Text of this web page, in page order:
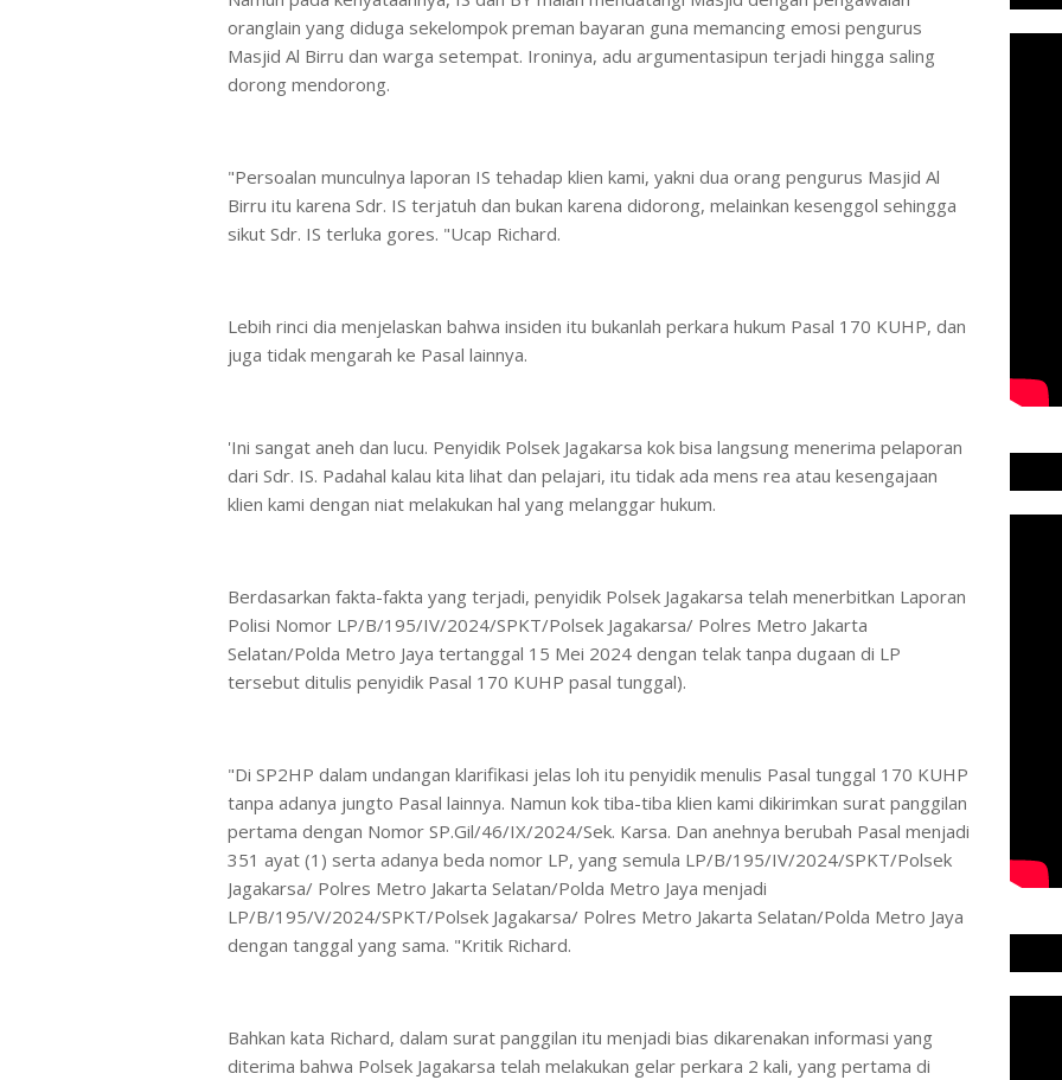
oranglain yang diduga sekelompok preman bayaran guna memancing emosi pengurus
Masjid Al Birru dan warga setempat. Ironinya, adu argumentasipun terjadi hingga saling
dorong mendorong.
"Persoalan munculnya laporan IS tehadap klien kami, yakni dua orang pengurus Masjid Al
Birru itu karena Sdr. IS terjatuh dan bukan karena didorong, melainkan kesenggol sehingga
sikut Sdr. IS terluka gores. "Ucap Richard.
Lebih rinci dia menjelaskan bahwa insiden itu bukanlah perkara hukum Pasal 170 KUHP, dan
juga tidak mengarah ke Pasal lainnya.
'Ini sangat aneh dan lucu. Penyidik Polsek Jagakarsa kok bisa langsung menerima pelaporan
dari Sdr. IS. Padahal kalau kita lihat dan pelajari, itu tidak ada mens rea atau kesengajaan
klien kami dengan niat melakukan hal yang melanggar hukum.
Berdasarkan fakta-fakta yang terjadi, penyidik Polsek Jagakarsa telah menerbitkan Laporan
Polisi Nomor LP/B/195/IV/2024/SPKT/Polsek Jagakarsa/ Polres Metro Jakarta
Selatan/Polda Metro Jaya tertanggal 15 Mei 2024 dengan telak tanpa dugaan di LP
tersebut ditulis penyidik Pasal 170 KUHP pasal tunggal).
"Di SP2HP dalam undangan klarifikasi jelas loh itu penyidik menulis Pasal tunggal 170 KUHP
tanpa adanya jungto Pasal lainnya. Namun kok tiba-tiba klien kami dikirimkan surat panggilan
pertama dengan Nomor SP.Gil/46/IX/2024/Sek. Karsa. Dan anehnya berubah Pasal menjadi
351 ayat (1) serta adanya beda nomor LP, yang semula LP/B/195/IV/2024/SPKT/Polsek
Jagakarsa/ Polres Metro Jakarta Selatan/Polda Metro Jaya menjadi
LP/B/195/V/2024/SPKT/Polsek Jagakarsa/ Polres Metro Jakarta Selatan/Polda Metro Jaya
dengan tanggal yang sama. "Kritik Richard.
Bahkan kata Richard, dalam surat panggilan itu menjadi bias dikarenakan informasi yang
diterima bahwa Polsek Jagakarsa telah melakukan gelar perkara 2 kali, yang pertama di